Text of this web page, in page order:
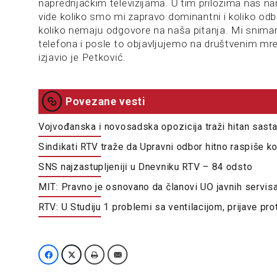
naprednjačkim televizijama. U tim prilozima nas
vide koliko smo mi zapravo dominantni i koliko
koliko nemaju odgovore na naša pitanja. Mi
telefona i posle to objavljujemo na društvenim
izjavio je Petković.
Povezane vesti
Vojvođanska i novosadska opozicija traži hitan
Sindikati RTV traže da Upravni odbor hitno raspiše
SNS najzastupljeniji u Dnevniku RTV – 84 odsto
MIT: Pravno je osnovano da članovi UO javnih
RTV: U Studiju 1 problemi sa ventilacijom, prijave